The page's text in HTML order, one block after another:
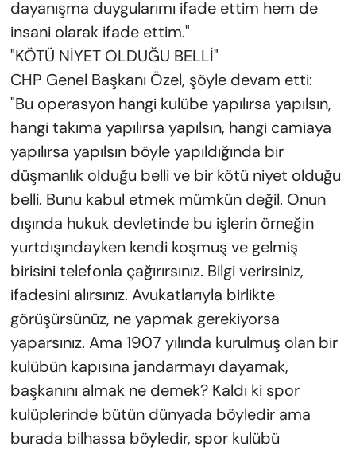
dayanışma duygularımı ifade ettim hem de
insani olarak ifade ettim."
"KÖTÜ NİYET OLDUĞU BELLİ"
CHP Genel Başkanı Özel, şöyle devam etti:
"Bu operasyon hangi kulübe yapılırsa yapılsın,
hangi takıma yapılırsa yapılsın, hangi camiaya
yapılırsa yapılsın böyle yapıldığında bir
düşmanlık olduğu belli ve bir kötü niyet olduğu
belli. Bunu kabul etmek mümkün değil. Onun
dışında hukuk devletinde bu işlerin örneğin
yurtdışındayken kendi koşmuş ve gelmiş
birisini telefonla çağırırsınız. Bilgi verirsiniz,
ifadesini alırsınız. Avukatlarıyla birlikte
görüşürsünüz, ne yapmak gerekiyorsa
yaparsınız. Ama 1907 yılında kurulmuş olan bir
kulübün kapısına jandarmayı dayamak,
başkanını almak ne demek? Kaldı ki spor
kulüplerinde bütün dünyada böyledir ama
burada bilhassa böyledir, spor kulübü